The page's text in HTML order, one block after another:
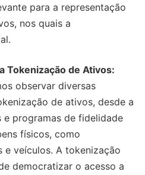
para a representação
nos quais a
Tokenização de Ativos:
observar diversas
de ativos, desde a
programas de fidelidade
físicos, como
e veículos. A tokenização
democratizar o acesso a